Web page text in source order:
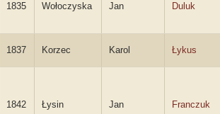
1835 Wołoczyska Jan Duluk
1837 Korzec Karol Łykus
1842 Łysin Jan Franczuk